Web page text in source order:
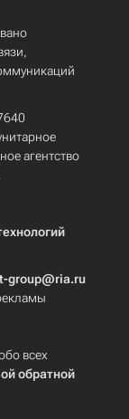
агентство
group@ria.ru
всех
обратной